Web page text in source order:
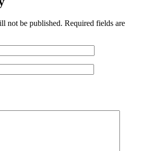
not be published. Required fields are